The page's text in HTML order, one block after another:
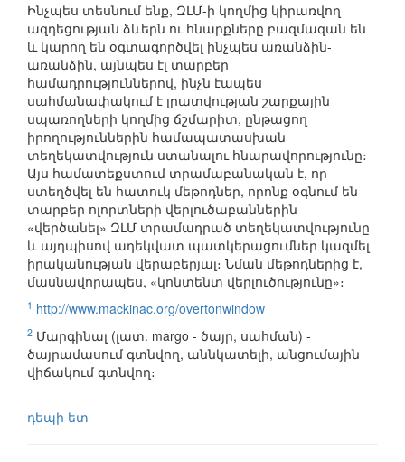
Ինչպես տեսնում ենք, ԶԼՄ-ի կողմից կիրառվող
ազդեցության ձևերն ու հնարքները բազմազան են
և կարող են օգտագործվել ինչպես առանձին-
առանձին, այնպես էլ տարբեր
համադրություններով, ինչն էապես
սահմանափակում է լրատվության շարքային
սպառողների կողմից ճշմարիտ, ընթացող
իրողություններին համապատասխան
տեղեկատվություն ստանալու հնարավորությունը։
Այս համատեքստում տրամաբանական է, որ
ստեղծվել են հատուկ մեթոդներ, որոնք օգնում են
տարբեր ոլորտների վերլուծաբաններին
«վերծանել» ԶԼՄ տրամադրած տեղեկատվությունը
և այդպիսով ադեկվատ պատկերացումներ կազմել
իրականության վերաբերյալ։ Նման մեթոդներից է,
մասնավորապես, «կոնտենտ վերլուծությունը»։
1 http://www.mackinac.org/overtonwindow
2 Մարգինալ (լատ. margo - ծայր, սահման) -
ծայրամասում գտնվող, աննկատելի, անցումային
վիճակում գտնվող։
դեպի ետ